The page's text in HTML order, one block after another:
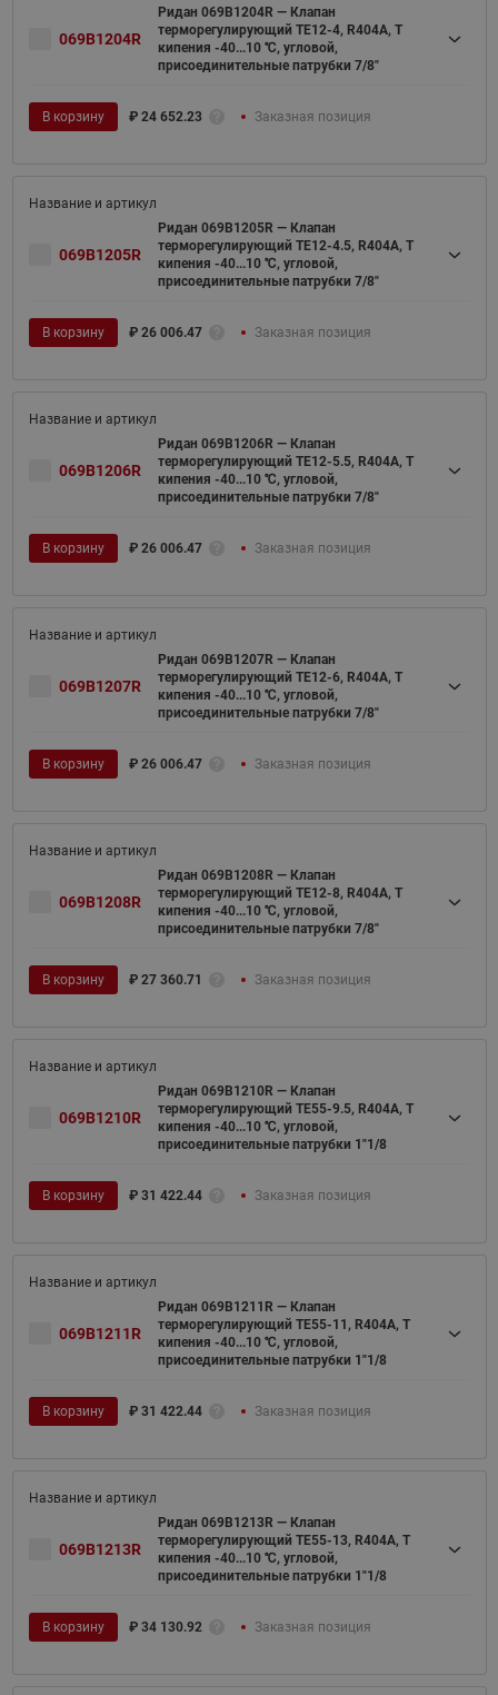
069B1204R
Ридан 069B1204R — Клапан
терморегулирующий TE12-4, R404A, T
кипения -40...10 ℃, угловой,
присоединительные патрубки 7/8"
В корзину ₽ 24 652.23 Заказная позиция
069B1205R
Ридан 069B1205R — Клапан
терморегулирующий TE12-4.5, R404A, T
кипения -40...10 ℃, угловой,
присоединительные патрубки 7/8"
В корзину ₽ 26 006.47 Заказная позиция
069B1206R
Ридан 069B1206R — Клапан
терморегулирующий TE12-5.5, R404A, T
кипения -40...10 ℃, угловой,
присоединительные патрубки 7/8"
В корзину ₽ 26 006.47 Заказная позиция
069B1207R
Ридан 069B1207R — Клапан
терморегулирующий TE12-6, R404A, T
кипения -40...10 ℃, угловой,
присоединительные патрубки 7/8"
В корзину ₽ 26 006.47 Заказная позиция
069B1208R
Ридан 069B1208R — Клапан
терморегулирующий TE12-8, R404A, T
кипения -40...10 ℃, угловой,
присоединительные патрубки 7/8"
В корзину ₽ 27 360.71 Заказная позиция
069B1210R
Ридан 069B1210R — Клапан
терморегулирующий TE55-9.5, R404A, T
кипения -40...10 ℃, угловой,
присоединительные патрубки 1"1/8
В корзину ₽ 31 422.44 Заказная позиция
069B1211R
Ридан 069B1211R — Клапан
терморегулирующий TE55-11, R404A, T
кипения -40...10 ℃, угловой,
присоединительные патрубки 1"1/8
В корзину ₽ 31 422.44 Заказная позиция
069B1213R
Ридан 069B1213R — Клапан
терморегулирующий TE55-13, R404A, T
кипения -40...10 ℃, угловой,
присоединительные патрубки 1"1/8
В корзину ₽ 34 130.92 Заказная позиция